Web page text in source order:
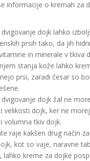
informacije o kremah za
dvigovanje dojk lahko
prsih tako, da jih
in minerale v tkiva
stanja kože lahko
prsi, zaradi česar so
dvigovanje dojk žal ne
velikosti dojk, ker ne
volumna tkiv dojk.
raje kakšen drug način
kot so vaje, naravne
lahko kreme za dojke